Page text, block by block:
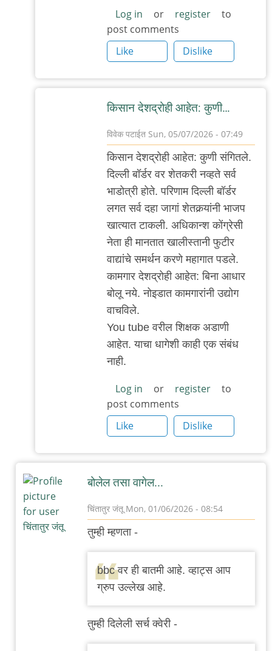
Log in or register
to
post comments
Like
Dislike
किसान देशद्रोही आहेत: कुणी…
विवेक पटाईत Sun, 05/07/2026 - 07:49
In
reply
लोक
आता
by
Rajesh188
किसान देशद्रोही आहेत: कुणी संगितले.
दिल्ली बॉर्डर वर शेतकरी नव्हते सर्व
भाडोत्री होते. परिणाम दिल्ली बॉर्डर
लगत सर्व दहा जागां शेतकर्‍यांनी भाजप
खात्यात टाकली. अधिकान्श कोंग्रेसी
नेता ही मानतात खालीस्तानी फुटीर
वाद्यांचे समर्थन करणे महागात पडले.
कामगार देशद्रोही आहेत: बिना आधार
बोलू नये. नोइडात कामगारांनी उद्योग
वाचविले.
You tube वरील शिक्षक अडाणी
आहेत. याचा धागेशी काही एक संबंध
नाही.
Log in or register
to
post comments
Like
Dislike
बोलेल तसा वागेल...
चिंतातुर जंतूMon, 01/06/2026 - 08:54
In
reply
माहिती
क्लाउड
AI
वरुन
तुम्ही म्हणता -
bbc वर ही बातमी आहे. व्हाट्स आप
ग्रुप उल्लेख आहे.
तुम्ही दिलेली सर्च क्वेरी -